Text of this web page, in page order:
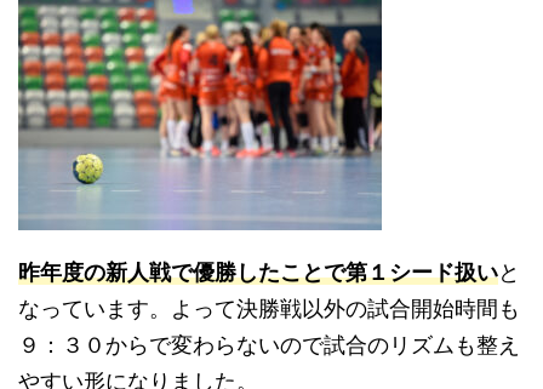
昨年度の新人戦で優勝したことで第１シード扱いと
なっています。よって決勝戦以外の試合開始時間も
９：３０からで変わらないので試合のリズムも整え
やすい形になりました。